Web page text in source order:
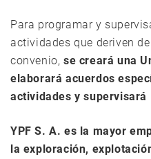
Para programar y
actividades que deriven
convenio, se creará una
elaborará acuerdos
actividades y supervisará
YPF S. A. es la mayor
la exploración,